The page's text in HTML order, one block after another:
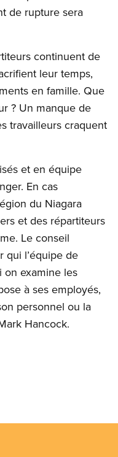
de rupture sera
continuent de
leur temps,
en famille. Que
? Un manque de
travailleurs craquent
et en équipe
En cas
du Niagara
et des répartiteurs
Le conseil
qui l’équipe de
on examine les
à ses employés,
personnel ou la
Hancock.